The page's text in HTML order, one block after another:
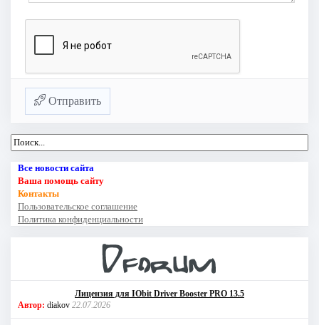
Отправить
Все новости сайта
Ваша помощь сайту
Контакты
Пользовательское соглашение
Политика конфиденциальности
Лицензия для IObit Driver Booster PRO 13.5
Автор: diakov 22.07.2026